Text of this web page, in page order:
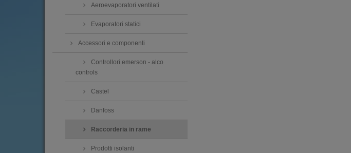
Aeroevaporatori ventilati
Evaporatori statici
Accessori e componenti
Controllori emerson - alco
controls
Castel
Danfoss
Raccorderia in rame
Prodotti isolanti